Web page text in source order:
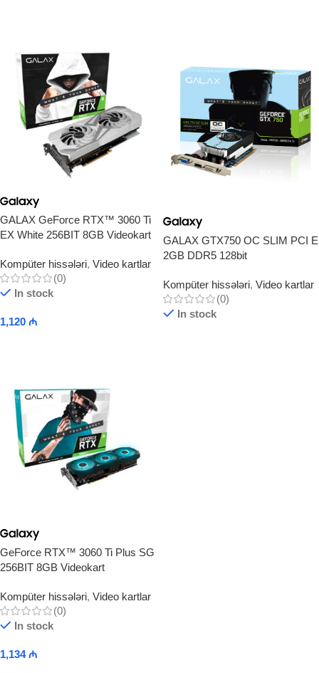
GALAX GeForce RTX™ 3060 Ti
EX White 256BIT 8GB Videokart
Kompüter hissələri, Video kartlar
(0)
In stock
1,120 ₼
GALAX GTX750 OC SLIM PCI E
2GB DDR5 128bit
Kompüter hissələri, Video kartlar
(0)
In stock
GeForce RTX™ 3060 Ti Plus SG
256BIT 8GB Videokart
Kompüter hissələri, Video kartlar
(0)
In stock
1,134₼